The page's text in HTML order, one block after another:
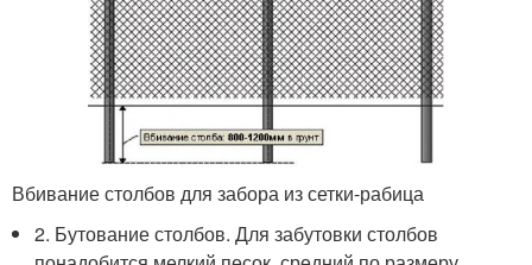
Вбивание столбов для забора из сетки-рабица
2. Бутование столбов. Для забутовки столбов